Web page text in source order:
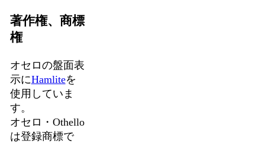
著作権、商標
権
オセロの盤面表
示にHamliteを
使用していま
す。
オセロ・Othello
は登録商標で